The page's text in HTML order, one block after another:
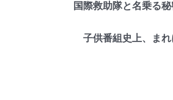
国際救助隊と名乗る
子供番組史上、まれ